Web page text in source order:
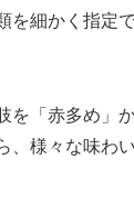
を細かく指定
を「赤多め」
、様々な味わ